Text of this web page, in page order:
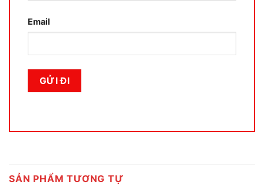
Email
SẢN PHẨM TƯƠNG TỰ